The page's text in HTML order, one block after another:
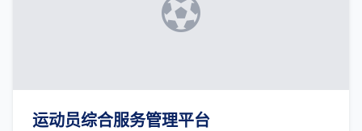
运动员综合服务管理平台